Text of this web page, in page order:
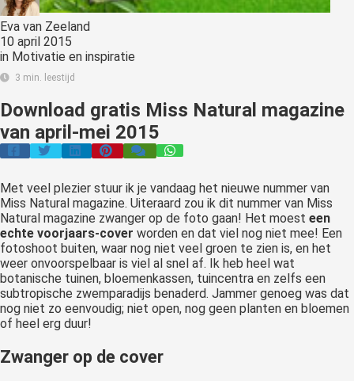
Eva van Zeeland
10 april 2015
in Motivatie en inspiratie
3 min. leestijd
Download gratis Miss Natural magazine
van april-mei 2015
Met veel plezier stuur ik je vandaag het nieuwe nummer van
Miss Natural magazine. Uiteraard zou ik dit nummer van Miss
Natural magazine zwanger op de foto gaan! Het moest een
echte voorjaars-cover worden en dat viel nog niet mee! Een
fotoshoot buiten, waar nog niet veel groen te zien is, en het
weer onvoorspelbaar is viel al snel af. Ik heb heel wat
botanische tuinen, bloemenkassen, tuincentra en zelfs een
subtropische zwemparadijs benaderd. Jammer genoeg was dat
nog niet zo eenvoudig; niet open, nog geen planten en bloemen
of heel erg duur!
Zwanger op de cover